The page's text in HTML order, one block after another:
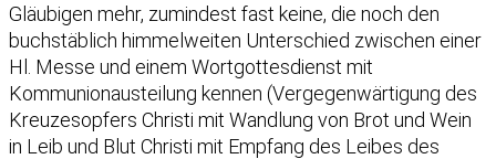
Gläubigen mehr, zumindest fast keine, die noch den
buchstäblich himmelweiten Unterschied zwischen einer
Hl. Messe und einem Wortgottesdienst mit
Kommunionausteilung kennen (Vergegenwärtigung des
Kreuzesopfers Christi mit Wandlung von Brot und Wein
in Leib und Blut Christi mit Empfang des Leibes des